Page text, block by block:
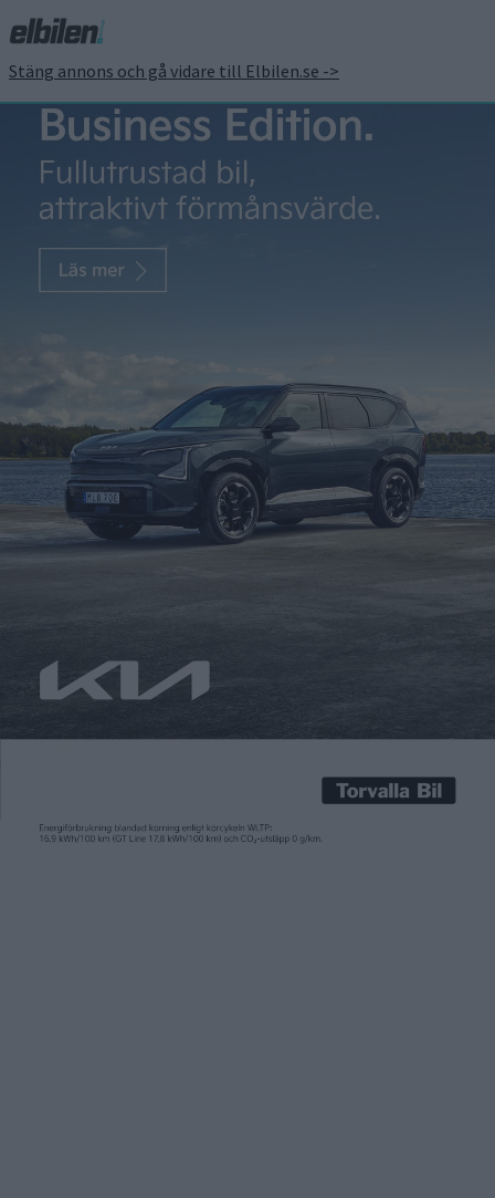
Stäng annons och gå vidare till Elbilen.se ->
Toyota tillverkar solid
state-batterier med
oljebolag
Carl Undéhn
typer av batterier som ska täcka upp olika fordons behov.
Bland annat planerar Toyota att 2027 lansera en första modell
2026 lanserar Toyota en ny generation elbilar. Samtidigt